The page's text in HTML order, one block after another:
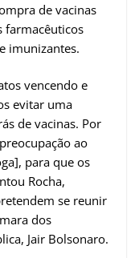
de vacinas
farmacêuticos
imunizantes.
vencendo e
evitar uma
de vacinas. Por
ao
para que os
Rocha,
se reunir
dos
Jair Bolsonaro.